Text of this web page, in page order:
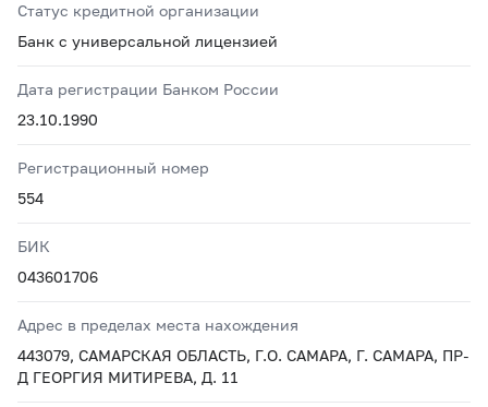
Статус кредитной организации
Банк с универсальной лицензией
Дата регистрации Банком России
23.10.1990
Регистрационный номер
554
БИК
043601706
Адрес в пределах места нахождения
443079, САМАРСКАЯ ОБЛАСТЬ, Г.О. САМАРА, Г. САМАРА, ПР-
Д ГЕОРГИЯ МИТИРЕВА, Д. 11